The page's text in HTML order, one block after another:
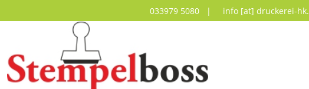
033979 5080 | info [at] druckerei-